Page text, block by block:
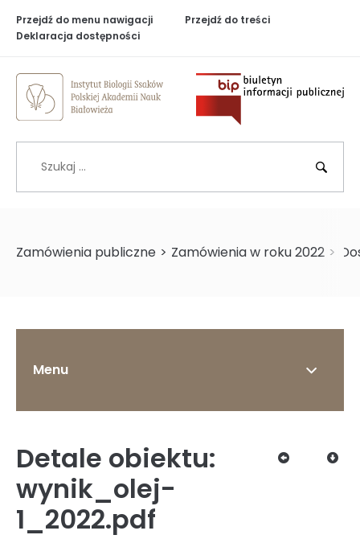
Przejdź do menu nawigacji
Przejdź do treści
Deklaracja dostępności
Biuletyn
Szukaj
>
Zamówienia publiczne > Zamówienia w roku 2022 >
Menu
O Instytucie
Detale obiektu:
wynik_olej-
1_2022.pdf